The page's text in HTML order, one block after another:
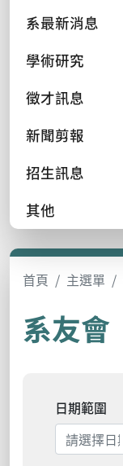
系最新消息
學術研究
徵才訊息
新聞剪報
招生訊息
其他
首頁 主選單
系友會
日期範圍